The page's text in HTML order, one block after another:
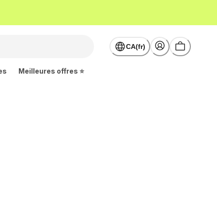
CA(fr)
Meilleures offres ⭐